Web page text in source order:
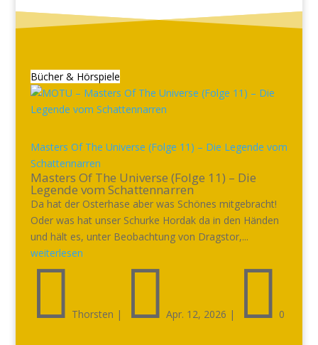
Bücher & Hörspiele
Masters Of The Universe (Folge 11) – Die Legende vom
Schattennarren
Masters Of The Universe (Folge 11) – Die
Legende vom Schattennarren
Da hat der Osterhase aber was Schönes mitgebracht!
Oder was hat unser Schurke Hordak da in den Händen
und hält es, unter Beobachtung von Dragstor,...
weiterlesen
 Thorsten |  Apr. 12, 2026 |  0